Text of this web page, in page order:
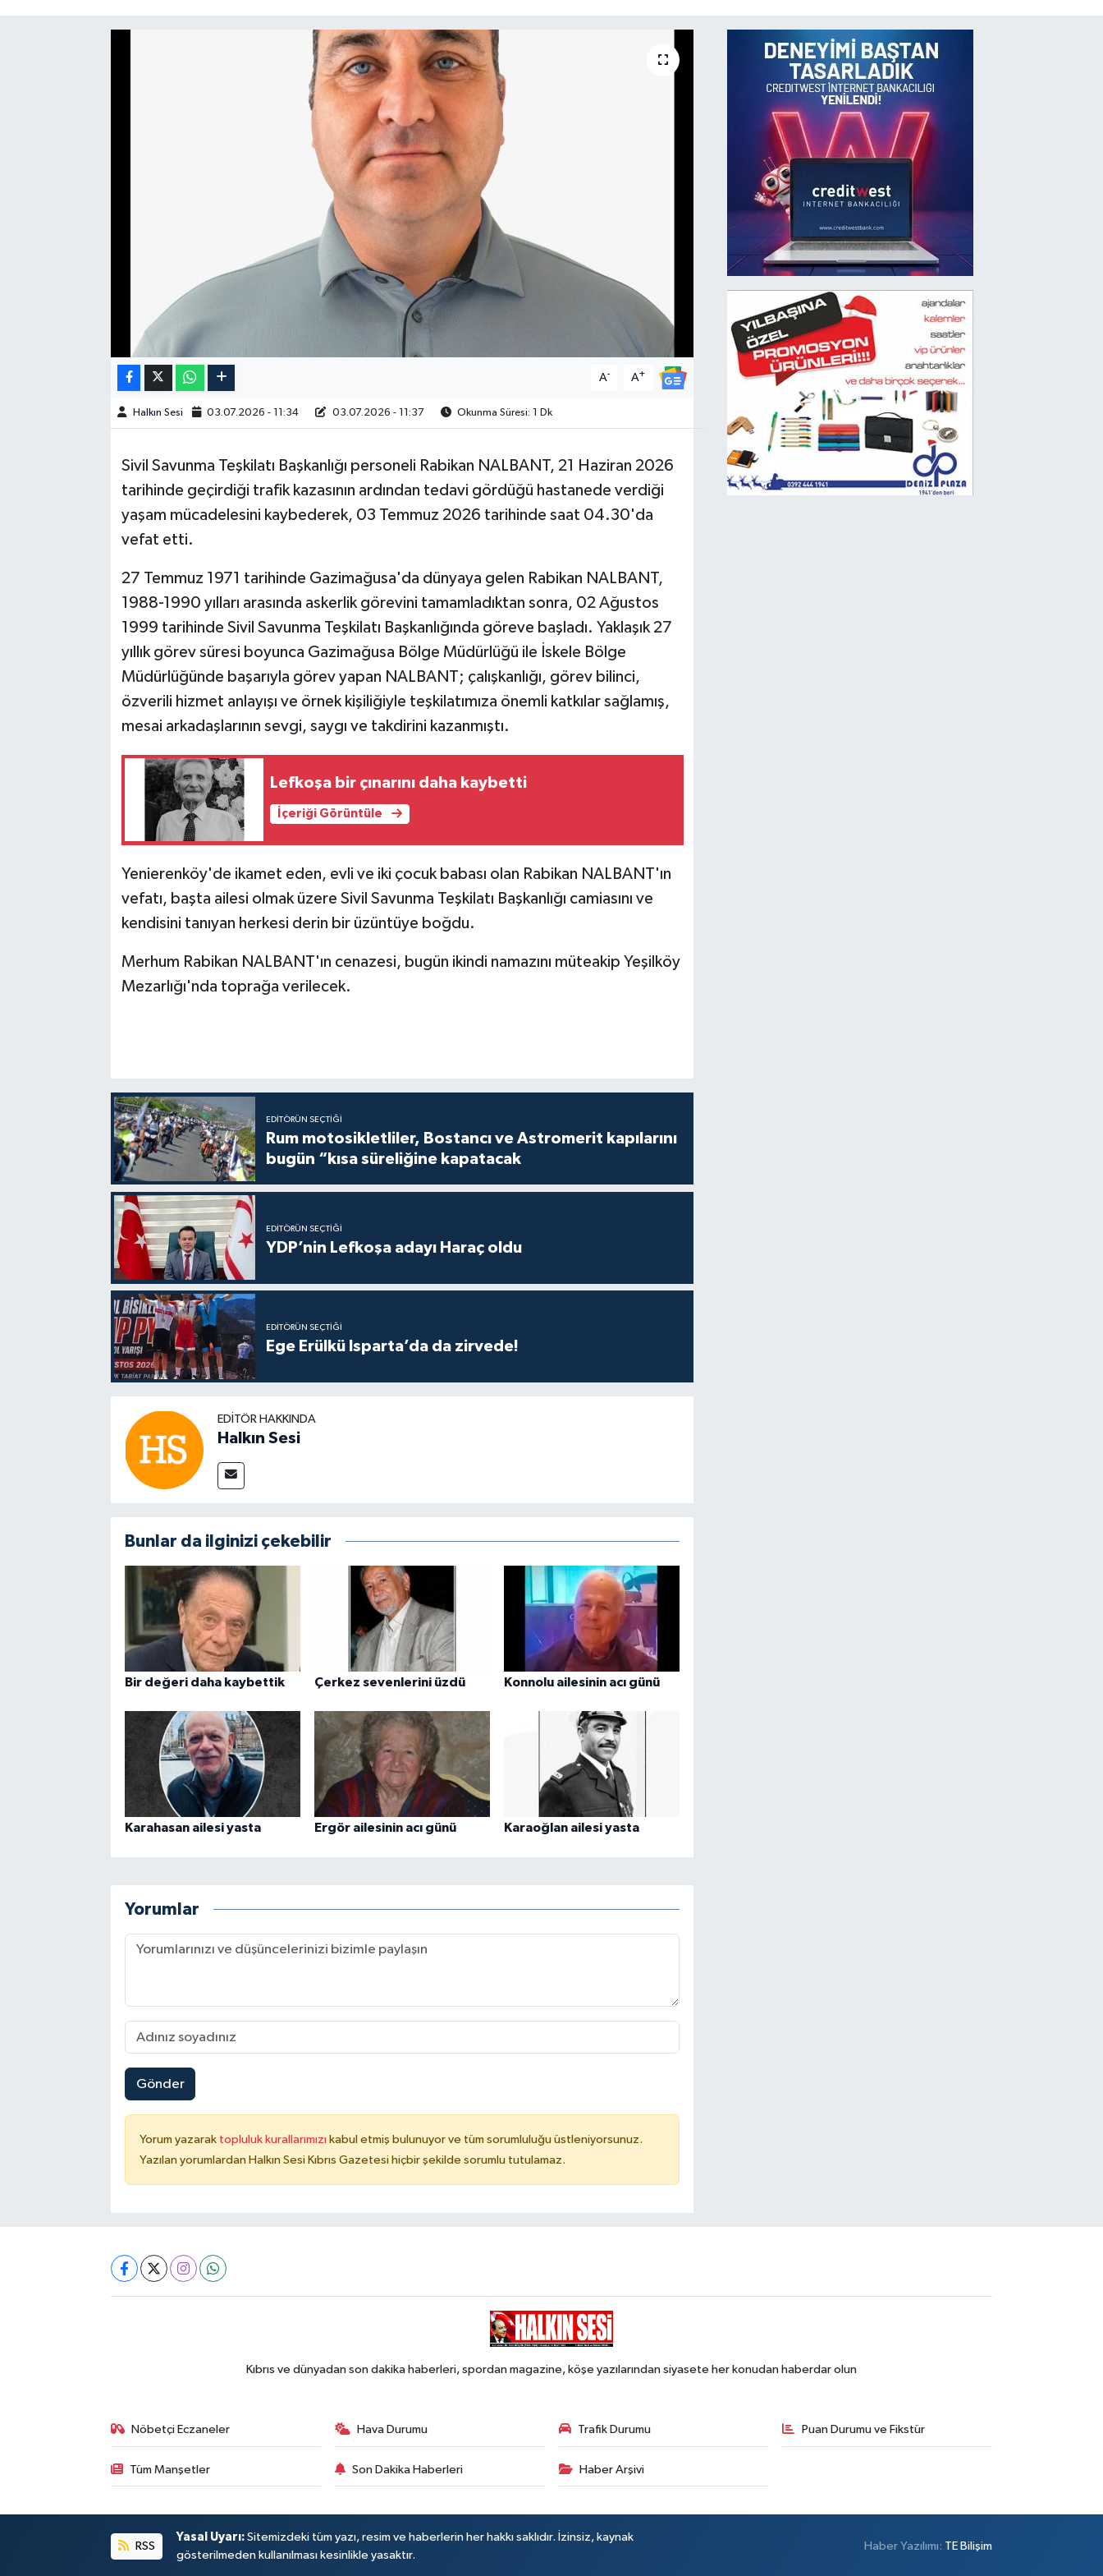
A- A+
Halkın Sesi 03.07.2026 - 11:34 03.07.2026 - 11:37 Okunma Süresi: 1 Dk
Sivil Savunma Teşkilatı Başkanlığı personeli Rabikan NALBANT, 21 Haziran 2026
tarihinde geçirdiği trafik kazasının ardından tedavi gördüğü hastanede verdiği
yaşam mücadelesini kaybederek, 03 Temmuz 2026 tarihinde saat 04.30'da
vefat etti.
27 Temmuz 1971 tarihinde Gazimağusa'da dünyaya gelen Rabikan NALBANT,
1988-1990 yılları arasında askerlik görevini tamamladıktan sonra, 02 Ağustos
1999 tarihinde Sivil Savunma Teşkilatı Başkanlığında göreve başladı. Yaklaşık 27
yıllık görev süresi boyunca Gazimağusa Bölge Müdürlüğü ile İskele Bölge
Müdürlüğünde başarıyla görev yapan NALBANT; çalışkanlığı, görev bilinci,
özverili hizmet anlayışı ve örnek kişiliğiyle teşkilatımıza önemli katkılar sağlamış,
mesai arkadaşlarının sevgi, saygı ve takdirini kazanmıştı.
Lefkoşa bir çınarını daha kaybetti
İçeriği Görüntüle
Yenierenköy'de ikamet eden, evli ve iki çocuk babası olan Rabikan NALBANT'ın
vefatı, başta ailesi olmak üzere Sivil Savunma Teşkilatı Başkanlığı camiasını ve
kendisini tanıyan herkesi derin bir üzüntüye boğdu.
Merhum Rabikan NALBANT'ın cenazesi, bugün ikindi namazını müteakip Yeşilköy
Mezarlığı'nda toprağa verilecek.
EDITÖRÜN SEÇTIĞI
Rum motosikletliler, Bostancı ve Astromerit kapılarını
bugün “kısa süreliğine kapatacak
EDITÖRÜN SEÇTIĞI
YDP’nin Lefkoşa adayı Haraç oldu
EDITÖRÜN SEÇTIĞI
Ege Erülkü Isparta’da da zirvede!
EDITÖR HAKKINDA
Halkın Sesi
Bunlar da ilginizi çekebilir
Bir değeri daha kaybettik Çerkez sevenlerini üzdü Konnolu ailesinin acı günü
Karahasan ailesi yasta Ergör ailesinin acı günü Karaoğlan ailesi yasta
Yorumlar
Gönder
Yorum yazarak topluluk kurallarımızı kabul etmiş bulunuyor ve tüm sorumluluğu üstleniyorsunuz.
Yazılan yorumlardan Halkın Sesi Kıbrıs Gazetesi hiçbir şekilde sorumlu tutulamaz.
Kıbrıs ve dünyadan son dakika haberleri, spordan magazine, köşe yazılarından siyasete her konudan haberdar olun
Nöbetçi Eczaneler Hava Durumu Trafik Durumu Puan Durumu ve Fikstür
Tüm Manşetler Son Dakika Haberleri Haber Arşivi
RSS
Yasal Uyarı: Sitemizdeki tüm yazı, resim ve haberlerin her hakkı saklıdır. İzinsiz, kaynak
gösterilmeden kullanılması kesinlikle yasaktır.
Haber Yazılımı: TE Bilişim